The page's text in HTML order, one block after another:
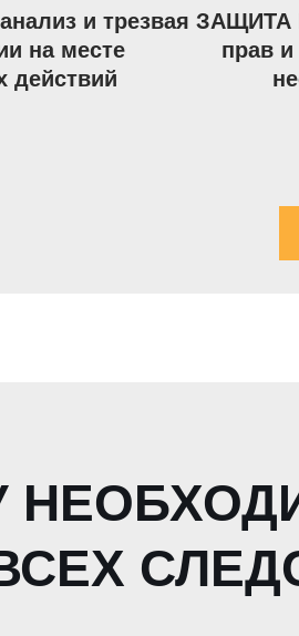
и трезвая
на месте
действий
ЗАЩИТА
прав